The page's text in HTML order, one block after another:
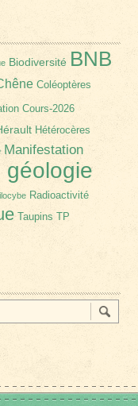
Biodiversité BNB
Coléoptères
Cours-2026
Hétérocères
Manifestation
géologie
Radioactivité
Taupins TP